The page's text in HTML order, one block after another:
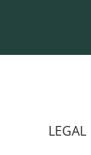
LEGAL